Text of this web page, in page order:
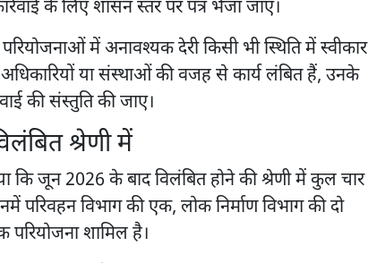
के लिए शासन स्तर पर पत्र भेजा जाए।
में अनावश्यक देरी किसी भी स्थिति में स्वीकार
या संस्थाओं की वजह से कार्य लंबित हैं, उनके
की संस्तुति की जाए।
श्रेणी में
कि जून 2026 के बाद विलंबित होने की श्रेणी में कुल चार
परिवहन विभाग की एक, लोक निर्माण विभाग की दो
परियोजना शामिल है।